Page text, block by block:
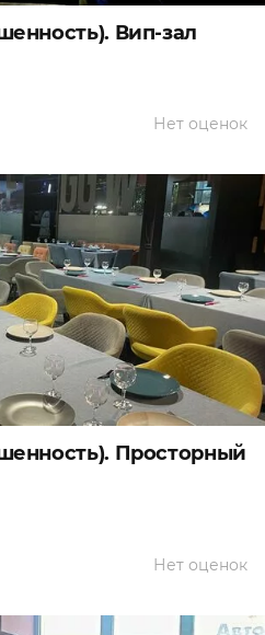
Вип-зал
Нет оценок
Просторный
Нет оценок